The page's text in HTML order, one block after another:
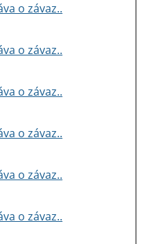
o závaz..
o závaz..
o závaz..
o závaz..
o závaz..
o závaz..